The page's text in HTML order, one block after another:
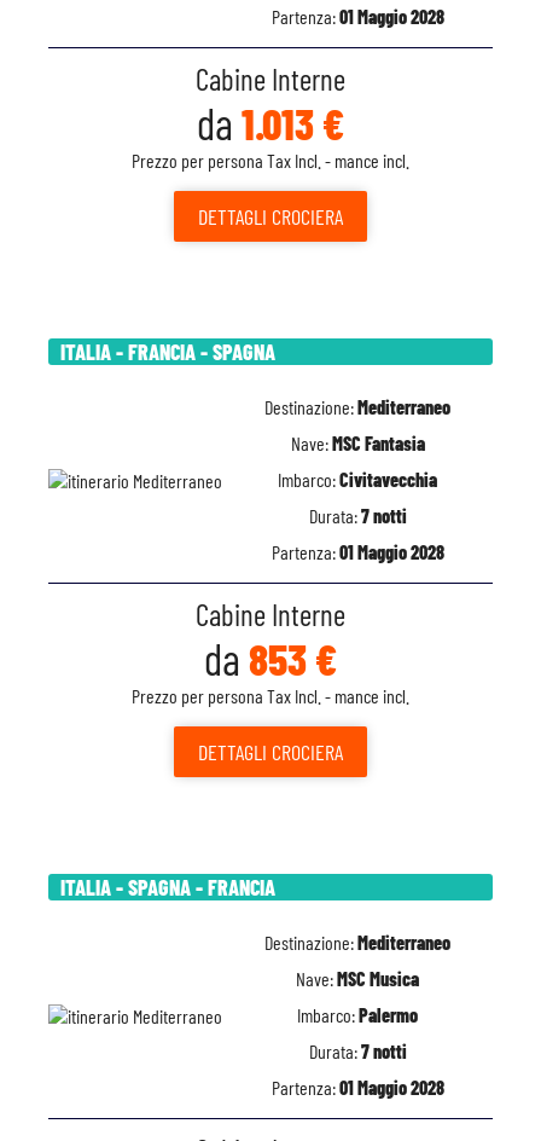
Partenza:01 Maggio 2028
Cabine Interne
da 1.013 €
Prezzo per persona Tax Incl. - mance incl.
DETTAGLI CROCIERA
ITALIA - FRANCIA - SPAGNA
Destinazione:Mediterraneo
Nave:MSC Fantasia
Imbarco:Civitavecchia
Durata:7 notti
Partenza:01 Maggio 2028
Cabine Interne
da 853 €
Prezzo per persona Tax Incl. - mance incl.
DETTAGLI CROCIERA
ITALIA - SPAGNA - FRANCIA
Destinazione:Mediterraneo
Nave:MSC Musica
Imbarco:Palermo
Durata:7 notti
Partenza:01 Maggio 2028